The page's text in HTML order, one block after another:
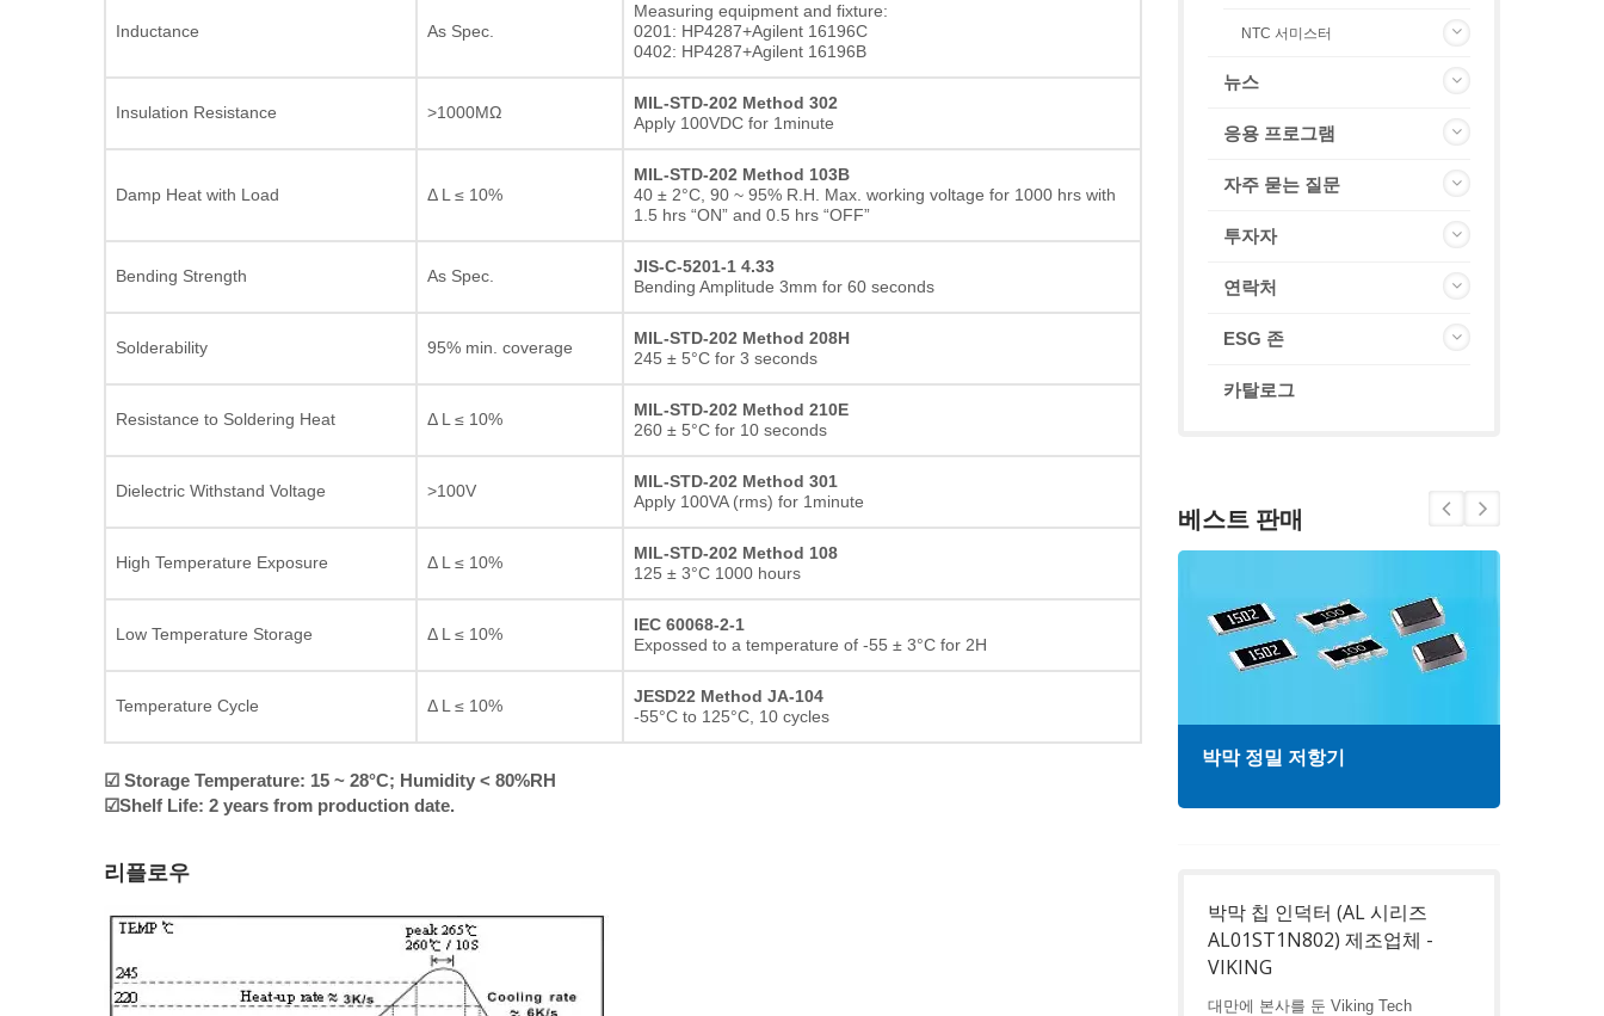
Inductance As Spec.
Measuring equipment and fixture:
0201: HP4287+Agilent 16196C
0402: HP4287+Agilent 16196B
Insulation Resistance >1000MΩ
MIL-STD-202 Method 302
Apply 100VDC for 1minute
Damp Heat with Load Δ L ≤ 10%
MIL-STD-202 Method 103B
40 ± 2°C, 90 ~ 95% R.H. Max. working voltage for 1000 hrs with
1.5 hrs “ON” and 0.5 hrs “OFF”
Bending Strength As Spec.
JIS-C-5201-1 4.33
Bending Amplitude 3mm for 60 seconds
Solderability 95% min. coverage
MIL-STD-202 Method 208H
245 ± 5°C for 3 seconds
Resistance to Soldering Heat Δ L ≤ 10%
MIL-STD-202 Method 210E
260 ± 5°C for 10 seconds
Dielectric Withstand Voltage >100V
MIL-STD-202 Method 301
Apply 100VA (rms) for 1minute
High Temperature Exposure Δ L ≤ 10%
MIL-STD-202 Method 108
125 ± 3°C 1000 hours
Low Temperature Storage Δ L ≤ 10%
IEC 60068-2-1
Expossed to a temperature of -55 ± 3°C for 2H
Temperature Cycle Δ L ≤ 10%
JESD22 Method JA-104
-55°C to 125°C, 10 cycles
☑ Storage Temperature: 15 ~ 28°C; Humidity < 80%RH
☑Shelf Life: 2 years from production date.
리플로우
NTC 서미스터
뉴스
응용 프로그램
자주 묻는 질문
투자자
연락처
ESG 존
카탈로그
베스트 판매
박막 정밀 저항기
박막 칩 인덕터 (AL 시리즈
AL01ST1N802) 제조업체 -
VIKING
대만에 본사를 둔 Viking Tech